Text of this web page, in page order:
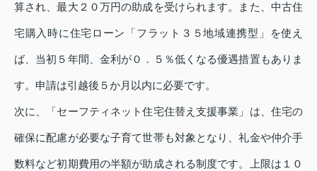
算され、最大２０万円の助成を受けられます。また、中古住
宅購入時に住宅ローン「フラット３５地域連携型」を使え
ば、当初５年間、金利が０．５％低くなる優遇措置もありま
す。申請は引越後５か月以内に必要です。
次に、「セーフティネット住宅住替え支援事業」は、住宅の
確保に配慮が必要な子育て世帯も対象となり、礼金や仲介手
数料など初期費用の半額が助成される制度です。上限は１０